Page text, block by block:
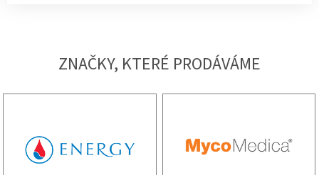
ZNAČKY, KTERÉ PRODÁVÁME